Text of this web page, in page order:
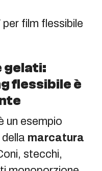
gelati:
flessibile è
un esempio
marcatura
stecchi,